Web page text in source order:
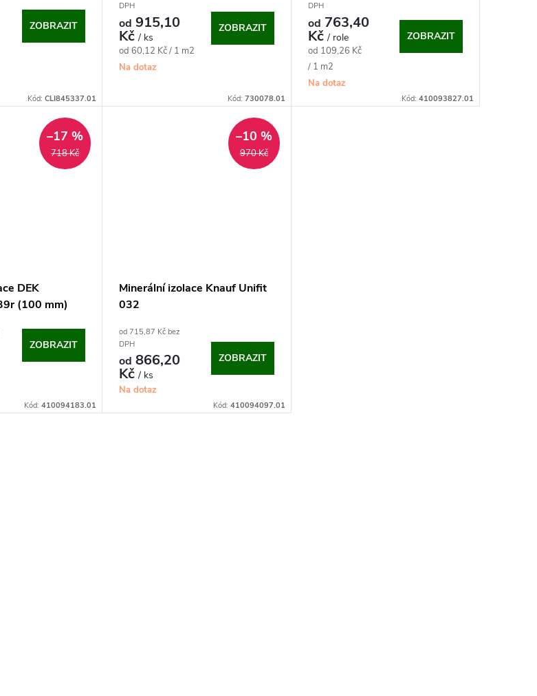
ZOBRAZIT
Kód:CLI845337.01
DPH
od 915,10
Kč/ ks
Měrná
cena:
od 60,12 Kč / 1 m2
Na dotaz
ZOBRAZIT
Kód: 730078.01
DPH
od 763,40
Kč/ role
Měrná
cena:
od 109,26 Kč
/ 1 m2
Na dotaz
ZOBRAZIT
Kód: 410093827.01
718 Kč
–17 %
DEK
(100 mm)
ZOBRAZIT
Kód:410094183.01
970 Kč
–10 %
Minerální izolace Knauf Unifit
032
od 715,87 Kč bez
DPH
od 866,20
Kč/ ks
Na dotaz
ZOBRAZIT
Kód: 410094097.01